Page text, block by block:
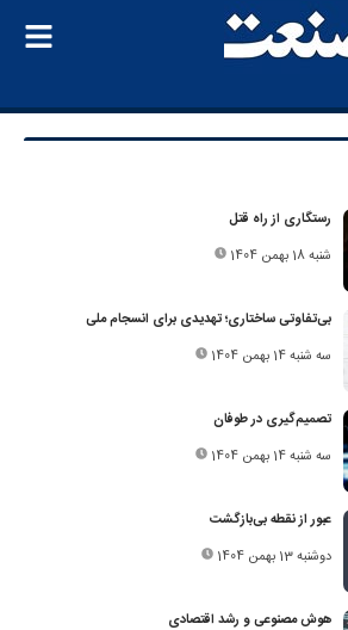
رستگاری از راه قتل
شنبه 18 بهمن 1404
بی‌تفاوتی ساختاری؛ تهدیدی برای انسجام ملی
سه شنبه 14 بهمن 1404
تصمیم‌گیری در طوفان
سه شنبه 14 بهمن 1404
عبور از نقطه بی‌بازگشت
دوشنبه 13 بهمن 1404
هوش مصنوعی و رشد اقتصادی